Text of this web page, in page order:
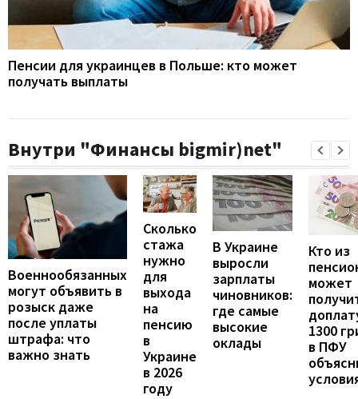
Пенсии для украинцев в Польше: кто может
получать выплаты
Внутри "Финансы bigmir)net"
Военнообязанных
могут объявить в
розыск даже
после уплаты
штрафа: что
важно знать
Сколько
стажа
нужно
для
выхода
на
пенсию
в
Украине
в 2026
году
В Украине
выросли
зарплаты
чиновников:
где самые
высокие
оклады
Кто из
может
1300
в ПФУ